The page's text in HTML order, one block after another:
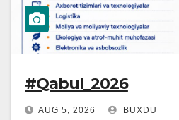
#Qabul_2026
AUG 5, 2026 BUXDU